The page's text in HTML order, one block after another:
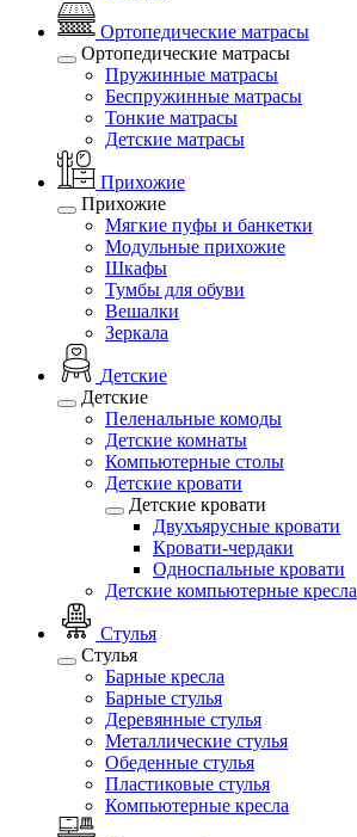
Ортопедические матрасы
Ортопедические матрасы
Пружинные матрасы
Беспружинные матрасы
Тонкие матрасы
Детские матрасы
Прихожие
Прихожие
Мягкие пуфы и банкетки
Модульные прихожие
Шкафы
Тумбы для обуви
Вешалки
Зеркала
Детские
Детские
Пеленальные комоды
Детские комнаты
Компьютерные столы
Детские кровати
Детские кровати
Двухъярусные кровати
Кровати-чердаки
Односпальные кровати
Детские компьютерные кресла
Стулья
Стулья
Барные кресла
Барные стулья
Деревянные стулья
Металлические стулья
Обеденные стулья
Пластиковые стулья
Компьютерные кресла